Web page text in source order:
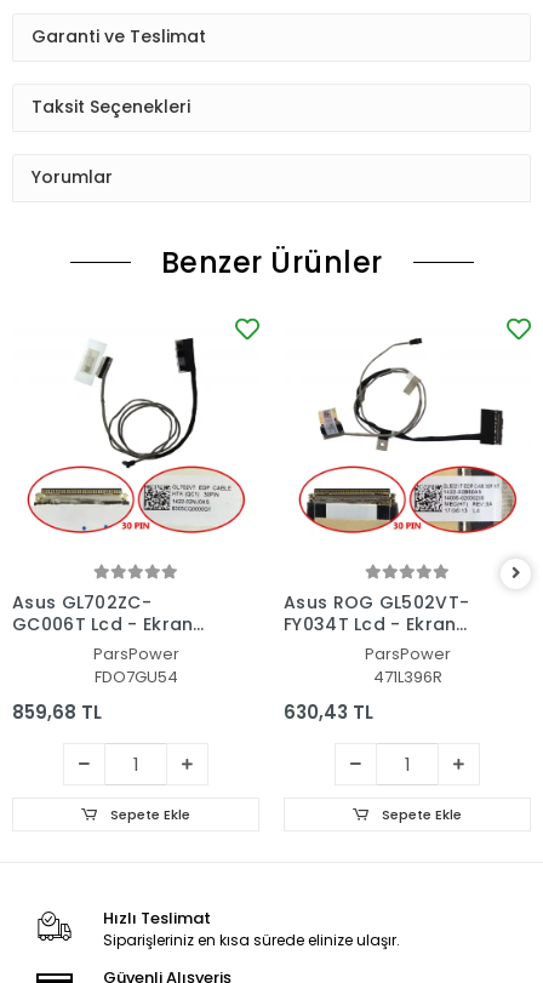
Garanti ve Teslimat
Taksit Seçenekleri
Yorumlar
Benzer Ürünler
Asus GL702ZC-
GC006T Lcd - Ekran
Data Flex Kablosu
ParsPower
FDO7GU54
859,68 TL
Sepete Ekle
Asus ROG GL502VT-
FY034T Lcd - Ekran
Data Flex Kablosu
ParsPower
471L396R
630,43 TL
Sepete Ekle
Hızlı Teslimat
Siparişleriniz en kısa sürede elinize ulaşır.
Güvenli Alışveriş